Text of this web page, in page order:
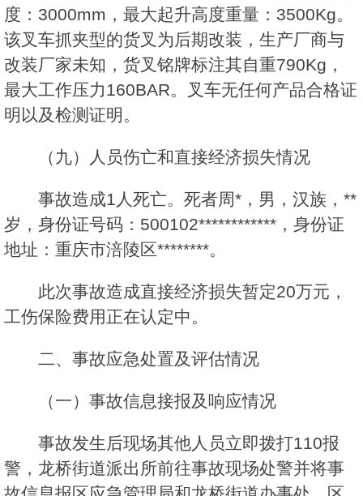
度：3000mm，最大起升高度重量：3500Kg。
该叉车抓夹型的货叉为后期改装，生产厂商与
改装厂家未知，货叉铭牌标注其自重790Kg，
最大工作压力160BAR。叉车无任何产品合格证
明以及检测证明。
（九）人员伤亡和直接经济损失情况
事故造成1人死亡。死者周*，男，汉族，**
岁，身份证号码：500102************，身份证
地址：重庆市涪陵区********。
此次事故造成直接经济损失暂定20万元，
工伤保险费用正在认定中。
二、事故应急处置及评估情况
（一）事故信息接报及响应情况
事故发生后现场其他人员立即拨打110报
警，龙桥街道派出所前往事故现场处警并将事